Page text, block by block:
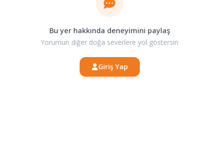
Bu yer hakkında deneyimini paylaş
Yorumun diğer doğa severlere yol göstersin
Giriş Yap